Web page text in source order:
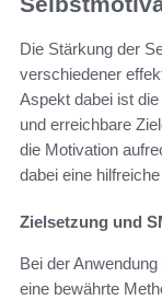
Die Stärkung der
verschiedener
Aspekt dabei ist die
und erreichbare
die Motivation
dabei eine
Zielsetzung und
Bei der Anwendung
eine bewährte